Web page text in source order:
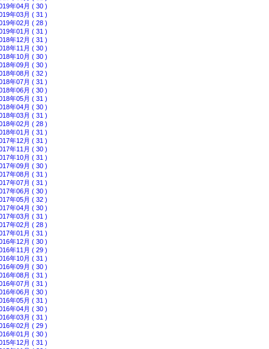
年04月 ( 30 )
年03月 ( 31 )
年02月 ( 28 )
年01月 ( 31 )
年12月 ( 31 )
年11月 ( 30 )
年10月 ( 30 )
年09月 ( 30 )
年08月 ( 32 )
年07月 ( 31 )
年06月 ( 30 )
年05月 ( 31 )
年04月 ( 30 )
年03月 ( 31 )
年02月 ( 28 )
年01月 ( 31 )
年12月 ( 31 )
年11月 ( 30 )
年10月 ( 31 )
年09月 ( 30 )
年08月 ( 31 )
年07月 ( 31 )
年06月 ( 30 )
年05月 ( 32 )
年04月 ( 30 )
年03月 ( 31 )
年02月 ( 28 )
年01月 ( 31 )
年12月 ( 30 )
年11月 ( 29 )
年10月 ( 31 )
年09月 ( 30 )
年08月 ( 31 )
年07月 ( 31 )
年06月 ( 30 )
年05月 ( 31 )
年04月 ( 30 )
年03月 ( 31 )
年02月 ( 29 )
年01月 ( 30 )
年12月 ( 31 )